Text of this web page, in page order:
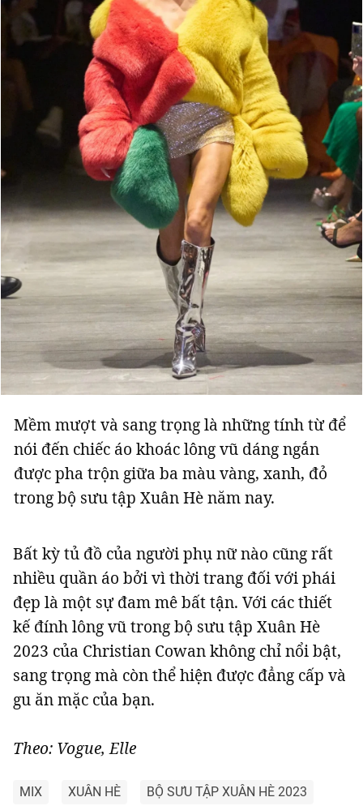
Mềm mượt và sang trọng là những tính từ để
nói đến chiếc áo khoác lông vũ dáng ngắn
được pha trộn giữa ba màu vàng, xanh, đỏ
trong bộ sưu tập Xuân Hè năm nay.
Bất kỳ tủ đồ của người phụ nữ nào cũng rất
nhiều quần áo bởi vì thời trang đối với phái
đẹp là một sự đam mê bất tận. Với các thiết
kế đính lông vũ trong bộ sưu tập Xuân Hè
2023 của Christian Cowan không chỉ nổi bật,
sang trọng mà còn thể hiện được đẳng cấp và
gu ăn mặc của bạn.
Theo: Vogue, Elle
MIX XUÂN HÈ
BỘ SƯU TẬP XUÂN HÈ 2023